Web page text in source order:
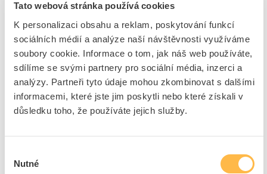
Tato webová stránka používá cookies
K personalizaci obsahu a reklam, poskytování funkcí
sociálních médií a analýze naší návštěvnosti využíváme
soubory cookie. Informace o tom, jak náš web používáte,
sdílíme se svými partnery pro sociální média, inzerci a
analýzy. Partneři tyto údaje mohou zkombinovat s dalšími
informacemi, které jste jim poskytli nebo které získali v
důsledku toho, že používáte jejich služby.
souhlasu
Nutné
Půda, terén
Ne
Podomítková montáž
Ano
Vysokokluzná vnitřní
vrstva
Ne
Určeno pro venkovní
použití
Ne
S displejem měřiče
Ne
Třída odolnosti proti
Lehký (třída 2)
Odpovědnost za produkt +